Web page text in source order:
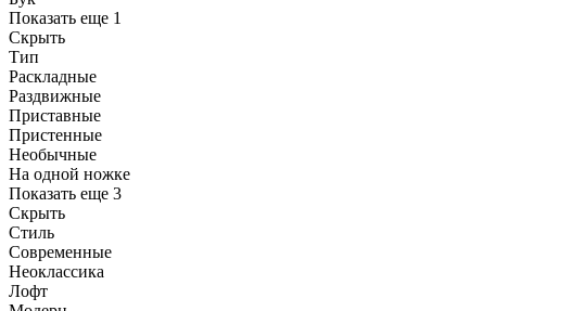
Показать еще 1
Скрыть
Тип
Раскладные
Раздвижные
Приставные
Пристенные
Необычные
На одной ножке
Показать еще 3
Скрыть
Стиль
Современные
Неоклассика
Лофт